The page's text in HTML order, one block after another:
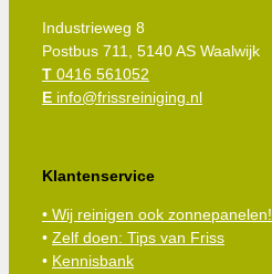
Industrieweg 8
Postbus 711, 5140 AS Waalwijk
T 0416 561052
E info@frissreiniging.nl
Klantenservice
• Wij reinigen ook zonnepanelen!
• Zelf doen: Tips van Friss
• Kennisbank